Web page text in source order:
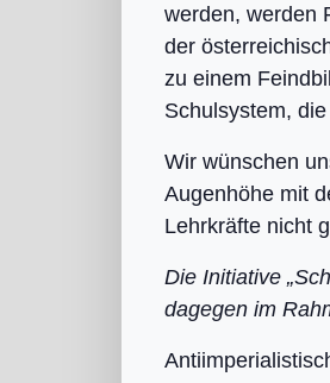
werden, werden
der
zu einem
Schulsystem,
Wir wünschen
Augenhöhe mit
Lehrkräfte nicht
Die Initiative
dagegen im